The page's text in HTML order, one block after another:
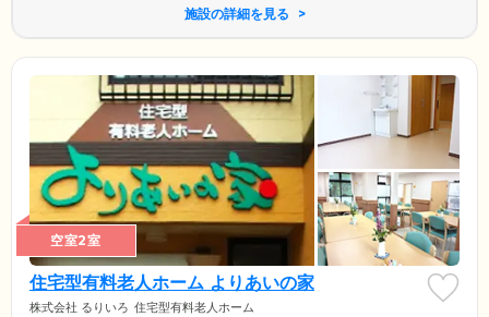
施設の詳細を見る
空室2室
住宅型有料老人ホーム よりあいの家
株式会社 るりいろ 住宅型有料老人ホーム